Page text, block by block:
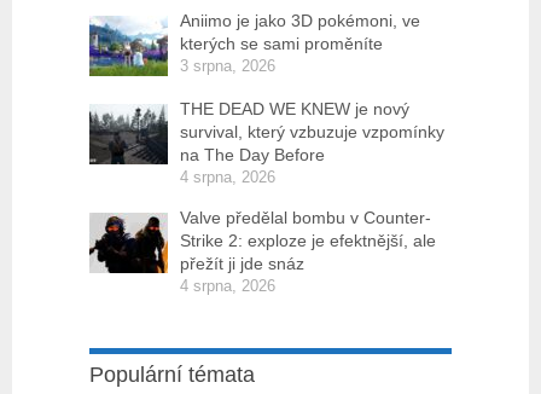
Aniimo je jako 3D pokémoni, ve
kterých se sami proměníte
3 srpna, 2026
THE DEAD WE KNEW je nový
survival, který vzbuzuje vzpomínky
na The Day Before
4 srpna, 2026
Valve předělal bombu v Counter-
Strike 2: exploze je efektnější, ale
přežít ji jde snáz
4 srpna, 2026
Populární témata